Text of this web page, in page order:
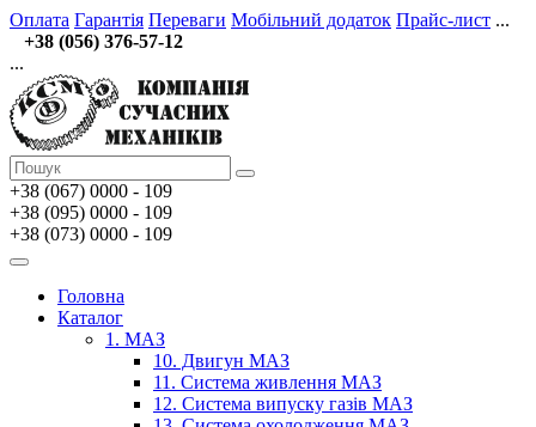
Оплата Гарантія Переваги Мобільний додаток Прайс-лист ...
+38 (056) 376-57-12
...
+38 (067) 0000 - 109
+38 (095) 0000 - 109
+38 (073) 0000 - 109
Головна
Каталог
1. МАЗ
10. Двигун МАЗ
11. Система живлення МАЗ
12. Система випуску газів МАЗ